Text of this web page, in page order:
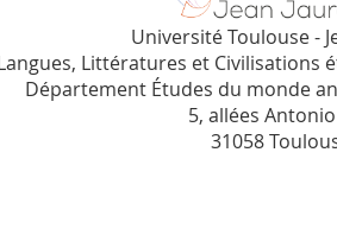
Université Toulouse -
Littératures et Civilisations
Département Études du monde
5, allées
31058